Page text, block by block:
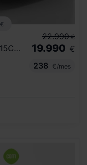
€
ST LINE X 1.5 ECOBLUE 85KW (115CV) AUTO
22.990 €
19.990 €
238
€/mes